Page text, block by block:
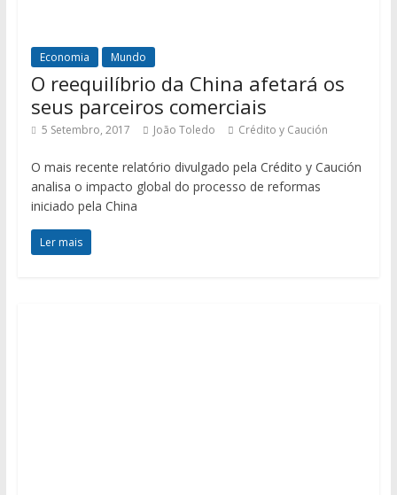
Economia Mundo
O reequilíbrio da China afetará os
seus parceiros comerciais
5 Setembro, 2017 João Toledo Crédito y Caución
O mais recente relatório divulgado pela Crédito y Caución
analisa o impacto global do processo de reformas
iniciado pela China
Ler mais